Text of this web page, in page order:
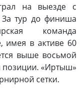
на выезде с
За тур до финиша
команда
имея в активе 60
выше восьмой
позиции. «Иртыш»
сетки.